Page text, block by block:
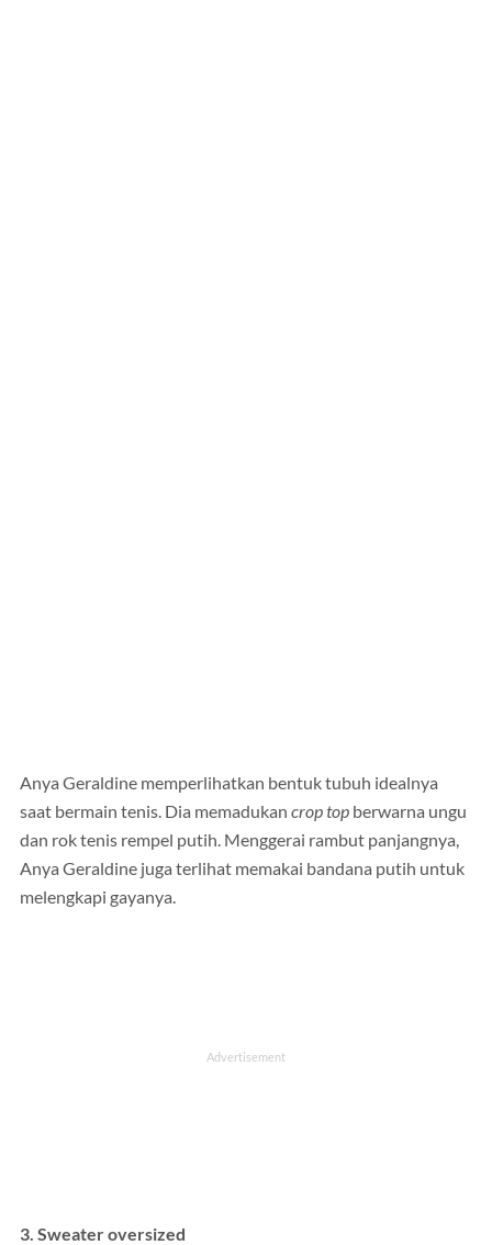
Anya Geraldine memperlihatkan bentuk tubuh idealnya
saat bermain tenis. Dia memadukan crop top berwarna ungu
dan rok tenis rempel putih. Menggerai rambut panjangnya,
Anya Geraldine juga terlihat memakai bandana putih untuk
melengkapi gayanya.
3. Sweater oversized